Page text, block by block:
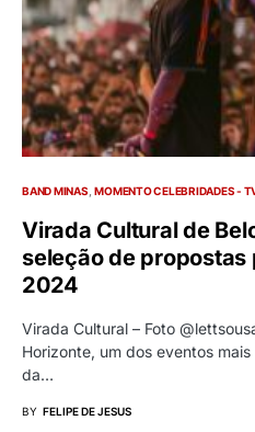
BAND MINAS MOMENTO CELEBRIDADES -
Virada Cultural de
seleção de propostas
2024
Virada Cultural – Foto
Horizonte, um dos eventos
da…
BY FELIPE DE JESUS